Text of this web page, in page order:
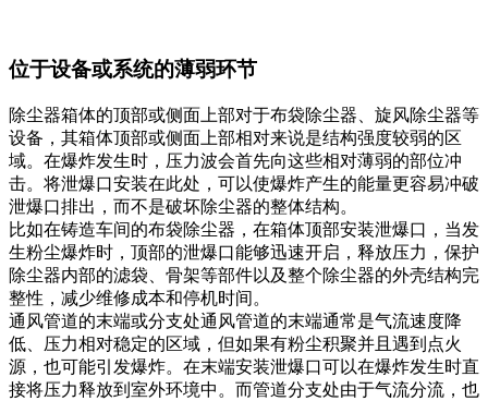
位于设备或系统的薄弱环节
除尘器箱体的顶部或侧面上部对于布袋除尘器、旋风除尘器等
设备，其箱体顶部或侧面上部相对来说是结构强度较弱的区
域。在爆炸发生时，压力波会首先向这些相对薄弱的部位冲
击。将泄爆口安装在此处，可以使爆炸产生的能量更容易冲破
泄爆口排出，而不是破坏除尘器的整体结构。
比如在铸造车间的布袋除尘器，在箱体顶部安装泄爆口，当发
生粉尘爆炸时，顶部的泄爆口能够迅速开启，释放压力，保护
除尘器内部的滤袋、骨架等部件以及整个除尘器的外壳结构完
整性，减少维修成本和停机时间。
通风管道的末端或分支处通风管道的末端通常是气流速度降
低、压力相对稳定的区域，但如果有粉尘积聚并且遇到点火
源，也可能引发爆炸。在末端安装泄爆口可以在爆炸发生时直
接将压力释放到室外环境中。而管道分支处由于气流分流，也